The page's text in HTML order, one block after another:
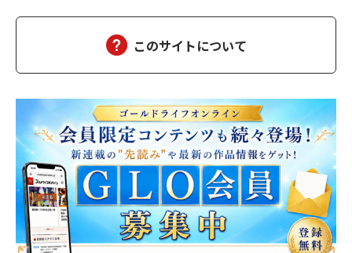
ばれたのだろうか……ついつい達郎は、智子が運ばれる…
このサイトについて